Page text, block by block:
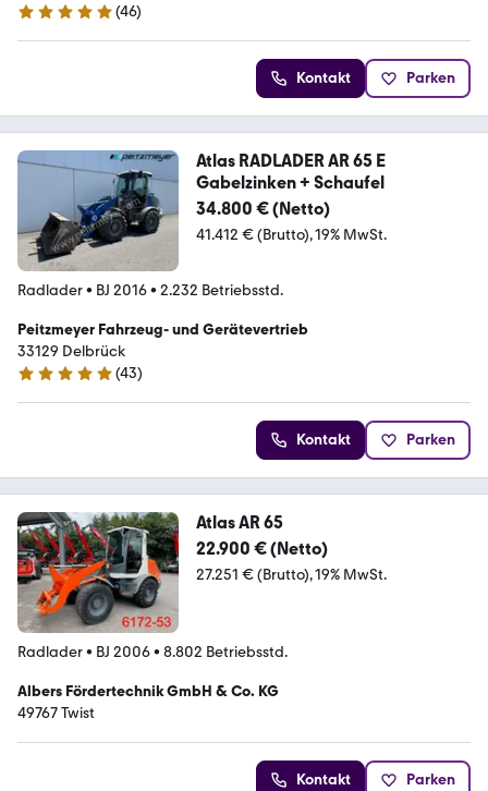
5 Sterne
(46)
Kontakt Parken
Atlas RADLADER AR 65 E
Gabelzinken + Schaufel
34.800 € (Netto)
41.412 € (Brutto) 19% MwSt.
Radlader• BJ 2016• 2.232 Betriebsstd.
Peitzmeyer Fahrzeug- und Gerätevertrieb
33129 Delbrück
5 Sterne
(43)
Kontakt Parken
Atlas AR 65
22.900 € (Netto)
27.251 € (Brutto) 19% MwSt.
Radlader• BJ 2006• 8.802 Betriebsstd.
Albers Fördertechnik GmbH & Co. KG
49767 Twist
Kontakt Parken